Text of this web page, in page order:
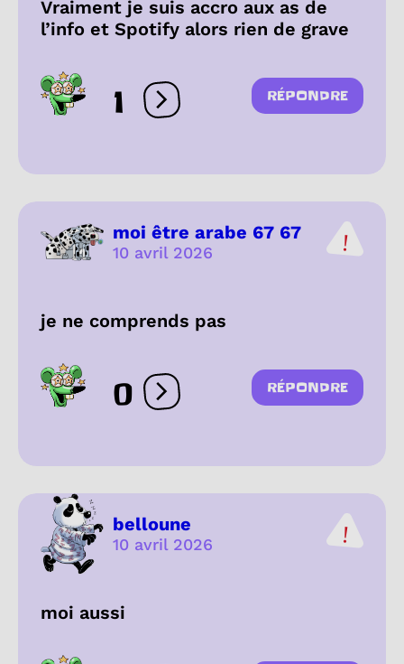
Vraiment je suis accro aux as de
l’info et Spotify alors rien de grave
1 Ouvrir les réactions
RÉPONDRE
moi être arabe 67 67
10 avril 2026
je ne comprends pas
0 Ouvrir les réactions
RÉPONDRE
belloune
10 avril 2026
moi aussi